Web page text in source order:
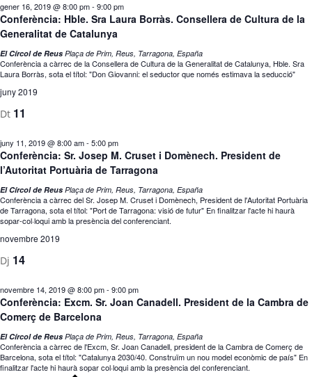
gener 16, 2019 @ 8:00 pm- 9:00 pm
Conferència: Hble. Sra Laura Borràs. Consellera de Cultura de la
Generalitat de Catalunya
El Círcol de Reus Plaça de Prim, Reus, Tarragona, España
Conferència a càrrec de la Consellera de Cultura de la Generalitat de Catalunya, Hble. Sra
Laura Borràs, sota el títol: "Don Giovanni: el seductor que només estimava la seducció"
juny 2019
Dt 11
juny 11, 2019 @ 8:00 am- 5:00 pm
Conferència: Sr. Josep M. Cruset i Domènech. President de
l’Autoritat Portuària de Tarragona
El Círcol de Reus Plaça de Prim, Reus, Tarragona, España
Conferència a càrrec del Sr. Josep M. Cruset i Domènech, President de l'Autoritat Portuària
de Tarragona, sota el títol: "Port de Tarragona: visió de futur" En finalitzar l'acte hi haurà
sopar-col·loqui amb la presència del conferenciant.
novembre 2019
Dj 14
novembre 14, 2019 @ 8:00 pm- 9:00 pm
Conferència: Excm. Sr. Joan Canadell. President de la Cambra de
Comerç de Barcelona
El Círcol de Reus Plaça de Prim, Reus, Tarragona, España
Conferència a càrrec de l'Excm, Sr. Joan Canadell, president de la Cambra de Comerç de
Barcelona, sota el títol: "Catalunya 2030/40. Construïm un nou model econòmic de país" En
finalitzar l'acte hi haurà sopar col·loqui amb la presència del conferenciant.